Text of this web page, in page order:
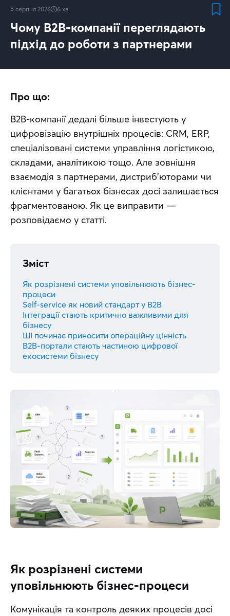
5 серпня 2026 6 хв.
Чому B2B-компанії переглядають
підхід до роботи з партнерами
Про що:
B2B-компанії дедалі більше інвестують у
цифровізацію внутрішніх процесів: CRM, ERP,
спеціалізовані системи управління логістикою,
складами, аналітикою тощо. Але зовнішня
взаємодія з партнерами, дистриб’юторами чи
клієнтами у багатьох бізнесах досі залишається
фрагментованою. Як це виправити —
розповідаємо у статті.
Зміст
Як розрізнені системи уповільнюють бізнес-
процеси
Self-service як новий стандарт у B2B
Інтеграції стають критично важливими для
бізнесу
ШІ починає приносити операційну цінність
B2B-портали стають частиною цифрової
екосистеми бізнесу
Як розрізнені системи
уповільнюють бізнес-процеси
Комунікація та контроль деяких процесів досі